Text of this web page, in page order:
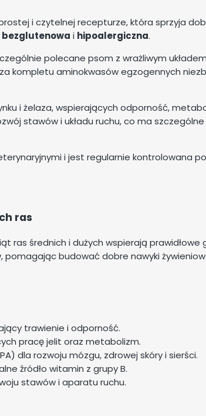
i czytelnej recepturze, która sprzyja
bezglutenowa i hipoalergiczna.
polecane psom z wrażliwym
kompletu aminokwasów egzogennych
i żelaza, wspierających odporność,
stawów i układu ruchu, co ma
i jest regularnie kontrolowana
ras
ras średnich i dużych wspierają
budować dobre nawyki
trawienie i odporność.
pracę jelit oraz metabolizm.
dla rozwoju mózgu, zdrowej skóry i sierści.
źródło witamin z grupy B.
stawów i aparatu ruchu.